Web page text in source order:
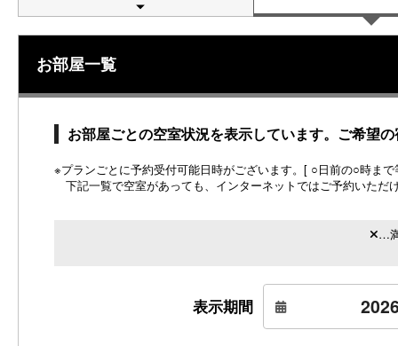
お部屋一覧
お部屋ごとの空室状況を表示しています。ご希望
※プランごとに予約受付可能日時がございます。[ ○日前の○時まで
下記一覧で空室があっても、インターネットではご予約いただ
…
表示期間